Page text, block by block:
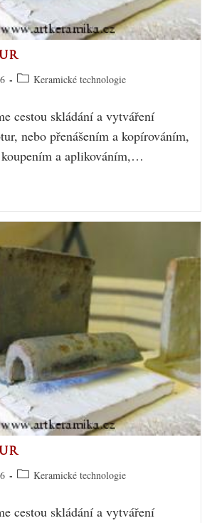
Keramické technologie
cestou skládání a vytváření
nebo přenášením a kopírováním,
a aplikováním,…
Keramické technologie
cestou skládání a vytváření